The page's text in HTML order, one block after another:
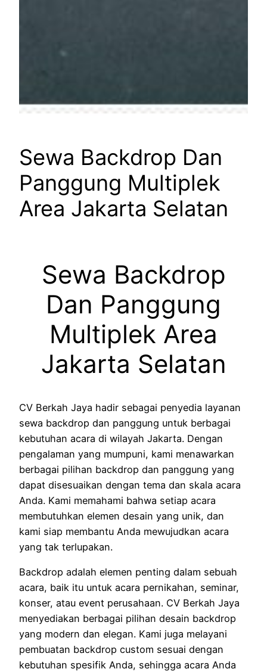
Sewa Backdrop Dan
Panggung Multiplek
Area Jakarta Selatan
Sewa Backdrop
Dan Panggung
Multiplek Area
Jakarta Selatan
CV Berkah Jaya hadir sebagai penyedia layanan
sewa backdrop dan panggung untuk berbagai
kebutuhan acara di wilayah Jakarta. Dengan
pengalaman yang mumpuni, kami menawarkan
berbagai pilihan backdrop dan panggung yang
dapat disesuaikan dengan tema dan skala acara
Anda. Kami memahami bahwa setiap acara
membutuhkan elemen desain yang unik, dan
kami siap membantu Anda mewujudkan acara
yang tak terlupakan.
Backdrop adalah elemen penting dalam sebuah
acara, baik itu untuk acara pernikahan, seminar,
konser, atau event perusahaan. CV Berkah Jaya
menyediakan berbagai pilihan desain backdrop
yang modern dan elegan. Kami juga melayani
pembuatan backdrop custom sesuai dengan
kebutuhan spesifik Anda, sehingga acara Anda